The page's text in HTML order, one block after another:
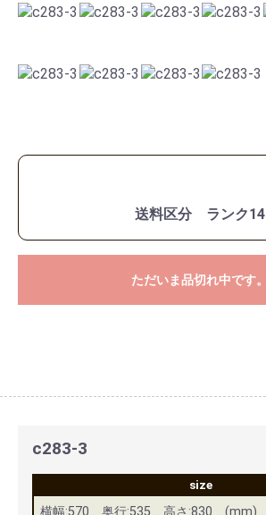
送料区分 ランク14
ただいま品切れ中です。
c283-3
size
横幅:570 奥行:535 高さ:830 (mm)